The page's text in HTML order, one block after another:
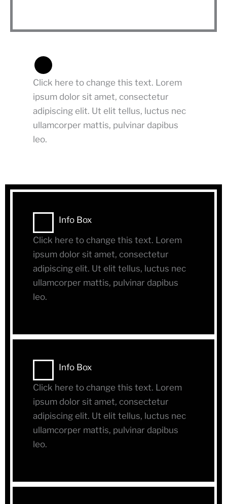
Click here to change this text. Lorem
ipsum dolor sit amet, consectetur
adipiscing elit. Ut elit tellus, luctus nec
ullamcorper mattis, pulvinar dapibus
leo.
Info Box
Click here to change this text. Lorem
ipsum dolor sit amet, consectetur
adipiscing elit. Ut elit tellus, luctus nec
ullamcorper mattis, pulvinar dapibus
leo.
Info Box
Click here to change this text. Lorem
ipsum dolor sit amet, consectetur
adipiscing elit. Ut elit tellus, luctus nec
ullamcorper mattis, pulvinar dapibus
leo.